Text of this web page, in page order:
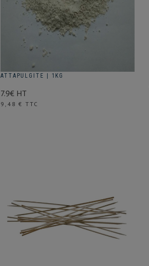
ATTAPULGITE | 1KG
7.9€ HT
Prix
9,48 € TTC